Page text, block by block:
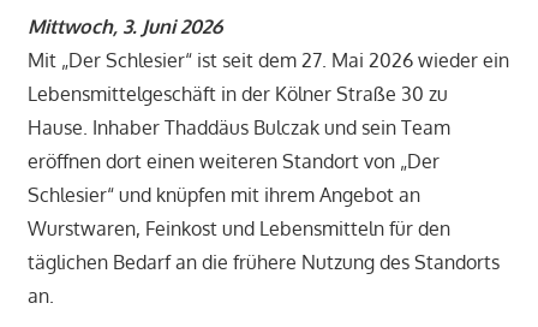
Mittwoch, 3. Juni 2026
Mit „Der Schlesier“ ist seit dem 27. Mai 2026 wieder ein
Lebensmittelgeschäft in der Kölner Straße 30 zu
Hause. Inhaber Thaddäus Bulczak und sein Team
eröffnen dort einen weiteren Standort von „Der
Schlesier“ und knüpfen mit ihrem Angebot an
Wurstwaren, Feinkost und Lebensmitteln für den
täglichen Bedarf an die frühere Nutzung des Standorts
an.